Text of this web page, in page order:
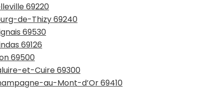
69220
de-Thizy 69240
69530
69126
69500
et-Cuire 69300
au-Mont-d’Or 69410